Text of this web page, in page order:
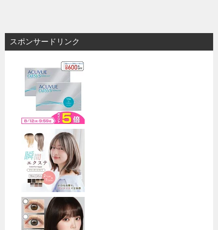
ビ
ゲ
スポンサードリンク